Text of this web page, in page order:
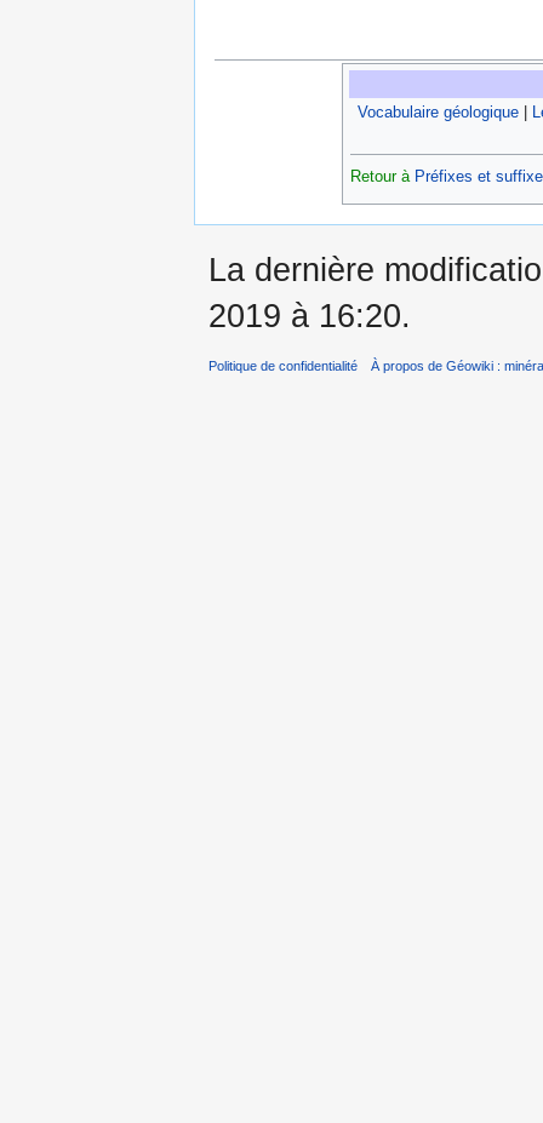
Vocabulaire géologique|
Retour à Préfixes et
La dernière
2019 à 16:20.
Politique de confidentialité À propos de Géowiki :